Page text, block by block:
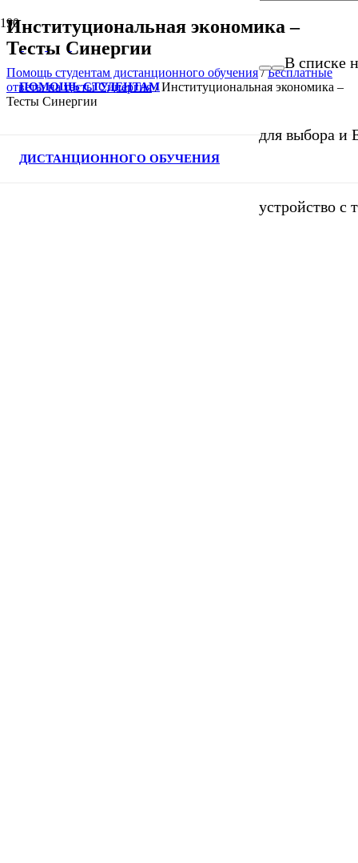
ПОМОЩЬ СТУДЕНТАМ
ДИСТАНЦИОННОГО ОБУЧЕНИЯ
В списке
для выбора и
устройство с
Институциональная экономика –
Тесты Синергии
Помощь студентам дистанционного обучения/Бесплатные
ответы на тесты Синергия/Институциональная экономика –
Тесты Синергии